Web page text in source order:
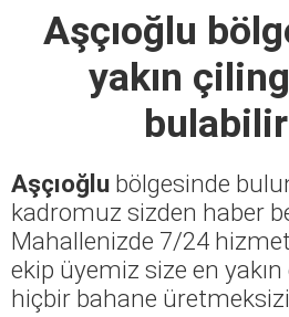
Aşçıoğlu
yakın
Aşçıoğlu bölgesinde
kadromuz sizden haber
Mahallenizde 7/24
ekip üyemiz size en
hiçbir bahane